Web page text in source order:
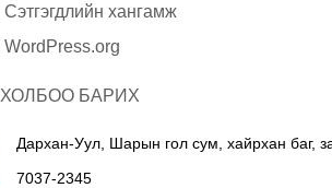
Сэтгэгдлийн хангамж
WordPress.org
ХОЛБОО БАРИХ
Дархан-Уул, Шарын гол сум, хайрхан баг,
7037-2345